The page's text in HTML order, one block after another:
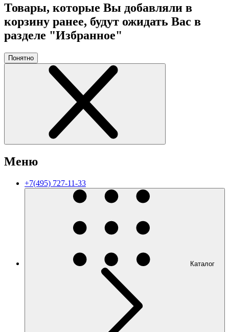
Товары, которые Вы добавляли в
корзину ранее, будут ожидать Вас в
разделе "Избранное"
Понятно
Меню
+7(495) 727-11-33
Каталог